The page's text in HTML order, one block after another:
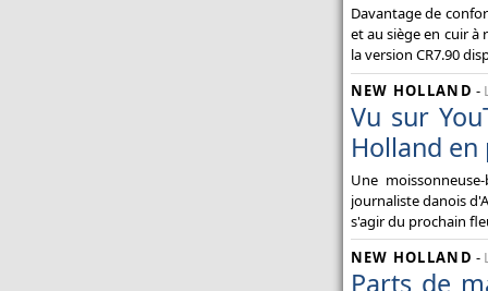
Davantage de
et au siège en cuir à
la version CR7.90
NEW HOLLAND -
Vu sur
Holland en
Une
journaliste danois
s'agir du prochain
NEW HOLLAND -
Parts de